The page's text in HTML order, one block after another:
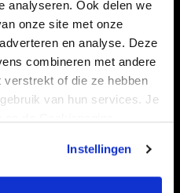
analyseren. Ook delen we
onze site met onze
en analyse. Deze
combineren met andere
verstrekt of die ze hebben
van hun services. Je
Instellingen
KAARTVERKOOP